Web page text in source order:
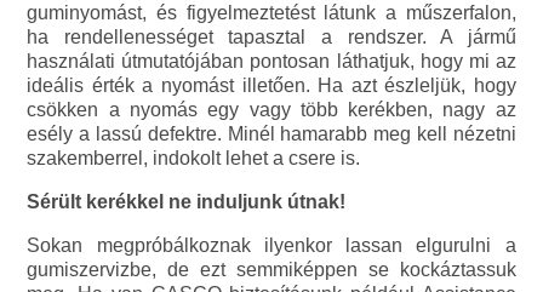
guminyomást, és figyelmeztetést látunk a műszerfalon,
ha rendellenességet tapasztal a rendszer. A jármű
használati útmutatójában pontosan láthatjuk, hogy mi az
ideális érték a nyomást illetően. Ha azt észleljük, hogy
csökken a nyomás egy vagy több kerékben, nagy az
esély a lassú defektre. Minél hamarabb meg kell nézetni
szakemberrel, indokolt lehet a csere is.
Sérült kerékkel ne induljunk útnak!
Sokan megpróbálkoznak ilyenkor lassan elgurulni a
gumiszervizbe, de ezt semmiképpen se kockáztassuk